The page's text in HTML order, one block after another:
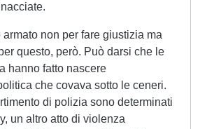
non per fare giustizia ma
questo, però. Può darsi che le
hanno fatto nascere
che covava sotto le ceneri.
di polizia sono determinati
un altro atto di violenza